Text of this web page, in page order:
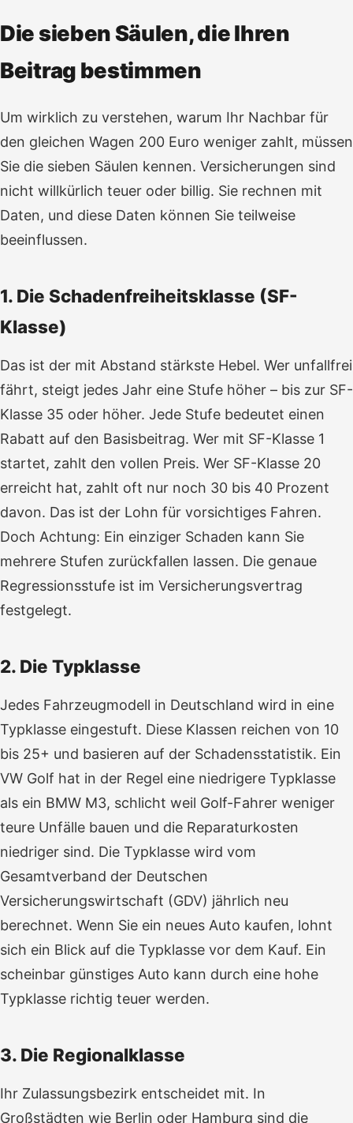
Die sieben Säulen, die Ihren
Beitrag bestimmen
Um wirklich zu verstehen, warum Ihr Nachbar für
den gleichen Wagen 200 Euro weniger zahlt, müssen
Sie die sieben Säulen kennen. Versicherungen sind
nicht willkürlich teuer oder billig. Sie rechnen mit
Daten, und diese Daten können Sie teilweise
beeinflussen.
1. Die Schadenfreiheitsklasse (SF-
Klasse)
Das ist der mit Abstand stärkste Hebel. Wer unfallfrei
fährt, steigt jedes Jahr eine Stufe höher – bis zur SF-
Klasse 35 oder höher. Jede Stufe bedeutet einen
Rabatt auf den Basisbeitrag. Wer mit SF-Klasse 1
startet, zahlt den vollen Preis. Wer SF-Klasse 20
erreicht hat, zahlt oft nur noch 30 bis 40 Prozent
davon. Das ist der Lohn für vorsichtiges Fahren.
Doch Achtung: Ein einziger Schaden kann Sie
mehrere Stufen zurückfallen lassen. Die genaue
Regressionsstufe ist im Versicherungsvertrag
festgelegt.
2. Die Typklasse
Jedes Fahrzeugmodell in Deutschland wird in eine
Typklasse eingestuft. Diese Klassen reichen von 10
bis 25+ und basieren auf der Schadensstatistik. Ein
VW Golf hat in der Regel eine niedrigere Typklasse
als ein BMW M3, schlicht weil Golf-Fahrer weniger
teure Unfälle bauen und die Reparaturkosten
niedriger sind. Die Typklasse wird vom
Gesamtverband der Deutschen
Versicherungswirtschaft (GDV) jährlich neu
berechnet. Wenn Sie ein neues Auto kaufen, lohnt
sich ein Blick auf die Typklasse vor dem Kauf. Ein
scheinbar günstiges Auto kann durch eine hohe
Typklasse richtig teuer werden.
3. Die Regionalklasse
Ihr Zulassungsbezirk entscheidet mit. In
Großstädten wie Berlin oder Hamburg sind die